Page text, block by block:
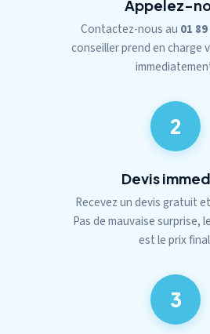
Appelez-
Contactez-nous au 01
conseiller prend en charge
2
Devis
Recevez un devis gratuit
Pas de mauvaise surprise,
est le prix
3